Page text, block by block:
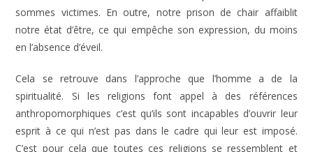
sommes victimes. En outre, notre prison de chair affaiblit
notre état d’être, ce qui empêche son expression, du moins
en l’absence d’éveil.
Cela se retrouve dans l’approche que l’homme a de la
spiritualité. Si les religions font appel à des références
anthropomorphiques c’est qu’ils sont incapables d’ouvrir leur
esprit à ce qui n’est pas dans le cadre qui leur est imposé.
C’est pour cela que toutes ces religions se ressemblent et